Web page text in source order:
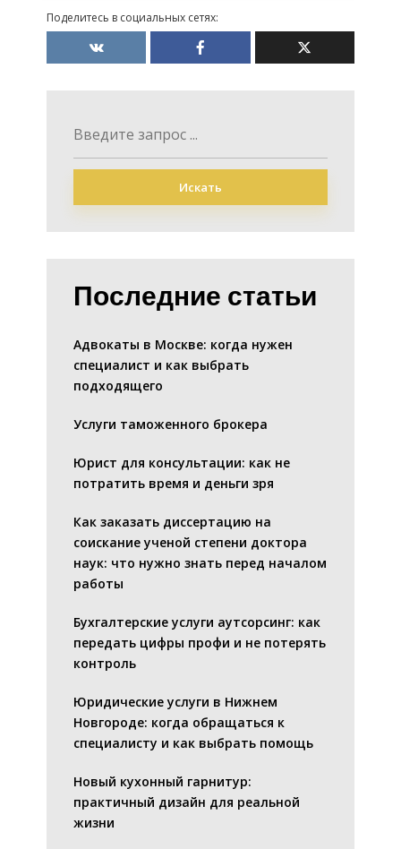
Поделитесь в социальных сетях:
Искать
Последние статьи
Адвокаты в Москве: когда нужен
специалист и как выбрать
подходящего
Услуги таможенного брокера
Юрист для консультации: как не
потратить время и деньги зря
Как заказать диссертацию на
соискание ученой степени доктора
наук: что нужно знать перед началом
работы
Бухгалтерские услуги аутсорсинг: как
передать цифры профи и не потерять
контроль
Юридические услуги в Нижнем
Новгороде: когда обращаться к
специалисту и как выбрать помощь
Новый кухонный гарнитур:
практичный дизайн для реальной
жизни